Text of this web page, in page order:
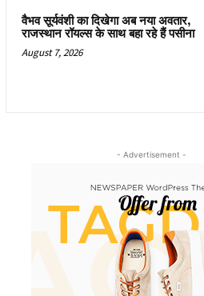
वैभव सूर्यवंशी का दिखेगा अब नया अवतार,
राजस्थान रॉयल्स के साथ बहा रहे हैं पसीना
August 7, 2026
- Advertisement -